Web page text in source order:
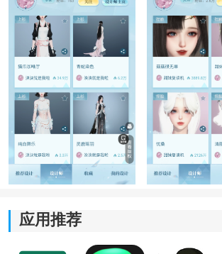
逆水寒装扮站软件特色：
1、海量资源 浏览：
玩家可以浏览游戏内已上架的时装、发
部件，根据分类快速查找自己感兴趣的
2、自由搭配模拟：
平台支持将不同外观部件进行组合，并
断。
3、个性化染色定制：
应用推荐